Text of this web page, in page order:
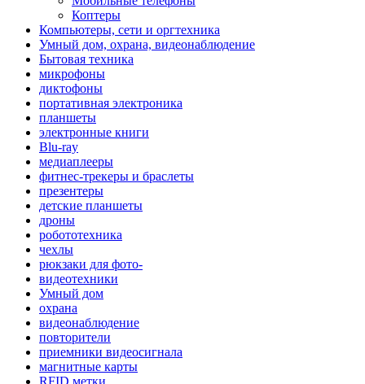
Коптеры
Компьютеры, сети и оргтехника
Умный дом, охрана, видеонаблюдение
Бытовая техника
микрофоны
диктофоны
портативная электроника
планшеты
электронные книги
Blu-ray
медиаплееры
фитнес-трекеры и браслеты
презентеры
детские планшеты
дроны
робототехника
чехлы
рюкзаки для фото-
видеотехники
Умный дом
охрана
видеонаблюдение
повторители
приемники видеосигнала
магнитные карты
RFID метки